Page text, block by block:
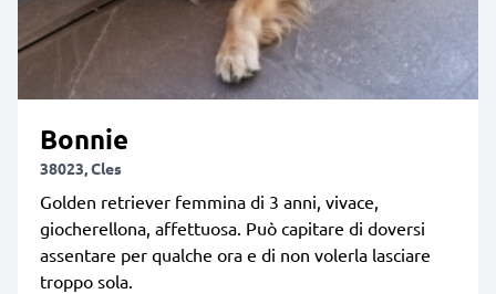
Bonnie
38023, Cles
Golden retriever femmina di 3 anni, vivace,
giocherellona, affettuosa. Può capitare di doversi
assentare per qualche ora e di non volerla lasciare
troppo sola.